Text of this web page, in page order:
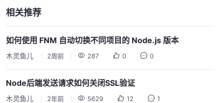
相关推荐
如何使用 FNM 自动切换不同项目的 Node.js 版本
木灵鱼儿 2周前 287 0 0
Node后端发送请求如何关闭SSL验证
木灵鱼儿 2年前 5629 12 1